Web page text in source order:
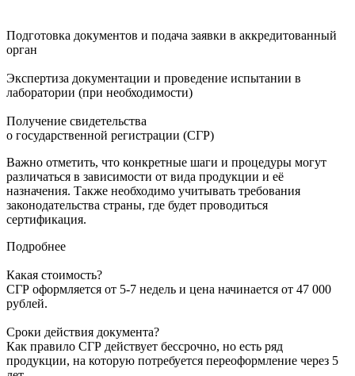
Подготовка документов и подача заявки в аккредитованный
орган
Экспертиза документации и проведение испытании в
лаборатории (при необходимости)
Получение свидетельства
о государственной регистрации (СГР)
Важно отметить, что конкретные шаги и процедуры могут
различаться в зависимости от вида продукции и её
назначения. Также необходимо учитывать требования
законодательства страны, где будет проводиться
сертификация.
Подробнее
Какая стоимость?
СГР оформляется от 5-7 недель и цена начинается от 47 000
рублей.
Сроки действия документа?
Как правило СГР действует бессрочно, но есть ряд
продукции, на которую потребуется переоформление через 5